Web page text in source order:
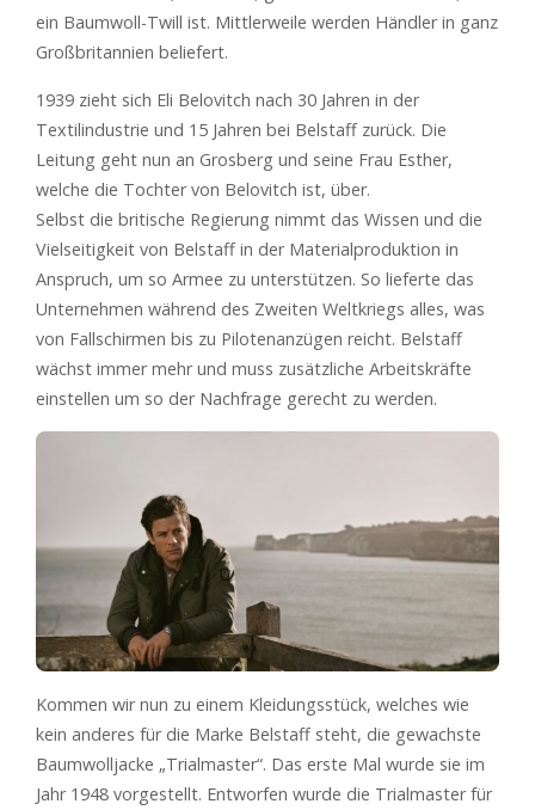
ein Baumwoll-Twill ist. Mittlerweile werden Händler in ganz
Großbritannien beliefert.
1939 zieht sich Eli Belovitch nach 30 Jahren in der
Textilindustrie und 15 Jahren bei Belstaff zurück. Die
Leitung geht nun an Grosberg und seine Frau Esther,
welche die Tochter von Belovitch ist, über.
Selbst die britische Regierung nimmt das Wissen und die
Vielseitigkeit von Belstaff in der Materialproduktion in
Anspruch, um so Armee zu unterstützen. So lieferte das
Unternehmen während des Zweiten Weltkriegs alles, was
von Fallschirmen bis zu Pilotenanzügen reicht. Belstaff
wächst immer mehr und muss zusätzliche Arbeitskräfte
einstellen um so der Nachfrage gerecht zu werden.
Kommen wir nun zu einem Kleidungsstück, welches wie
kein anderes für die Marke Belstaff steht, die gewachste
Baumwolljacke „Trialmaster“. Das erste Mal wurde sie im
Jahr 1948 vorgestellt. Entworfen wurde die Trialmaster für